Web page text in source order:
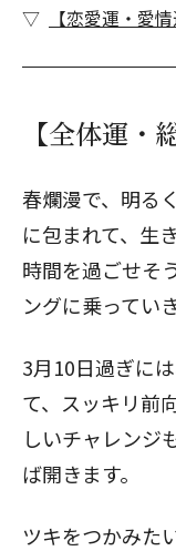
【恋愛運・愛
【全体運・
春爛漫で、明る
に包まれて、生
時間を過ごせそ
ングに乗ってい
3月10日過ぎに
て、スッキリ前
しいチャレン
ば開きます。
ツキをつかみた